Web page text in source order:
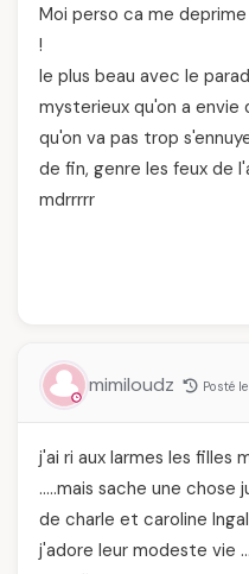
Moi perso ca me
!
le plus beau avec le
mysterieux qu'on a envie
qu'on va pas trop
de fin, genre les feux de
mdrrrrr
mimiloudz Posté
j'ai ri aux larmes les filles
…..mais sache une chose
de charle et caroline
j'adore leur modeste vie